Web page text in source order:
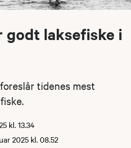
godt laksefiske i
tidenes mest
kl. 13.34
2025 kl. 08.52